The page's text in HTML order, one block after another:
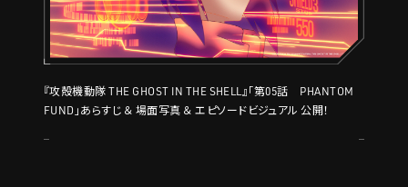
『攻殻機動隊 THE GHOST IN THE SHELL』「第05話 PHANTOM
FUND」あらすじ ＆ 場面写真 ＆ エピソードビジュアル 公開！